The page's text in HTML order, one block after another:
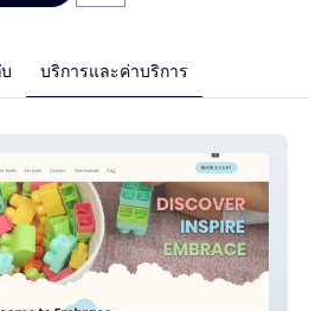
บริการและค่าบริการ